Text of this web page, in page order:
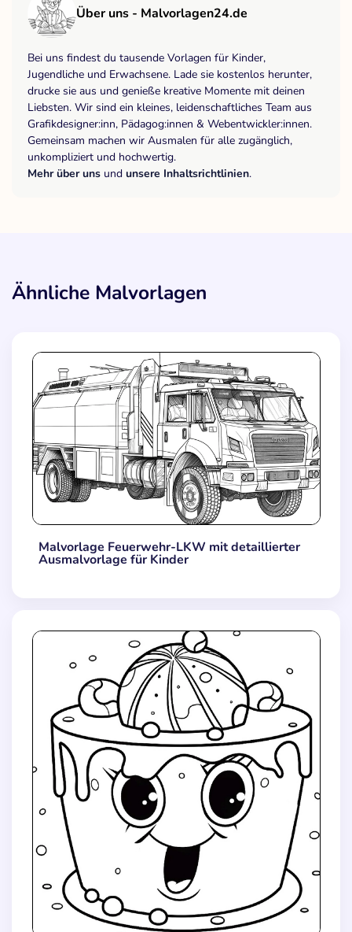
Über uns - Malvorlagen24.de
Bei uns findest du tausende Vorlagen für Kinder,
Jugendliche und Erwachsene. Lade sie kostenlos herunter,
drucke sie aus und genieße kreative Momente mit deinen
Liebsten. Wir sind ein kleines, leidenschaftliches Team aus
Grafikdesigner:inn, Pädagog:innen & Webentwickler:innen.
Gemeinsam machen wir Ausmalen für alle zugänglich,
unkompliziert und hochwertig.
Mehr über uns und unsere Inhaltsrichtlinien.
Ähnliche Malvorlagen
Malvorlage Feuerwehr-LKW mit detaillierter
Ausmalvorlage für Kinder